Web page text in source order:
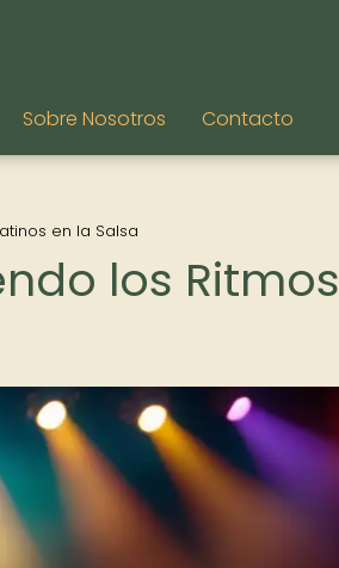
Sobre Nosotros Contacto
en la Salsa
los Ritmos